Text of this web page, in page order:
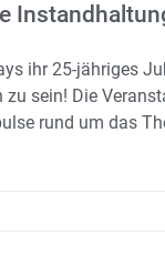
ihr 25-jähriges
sein! Die
rund um das